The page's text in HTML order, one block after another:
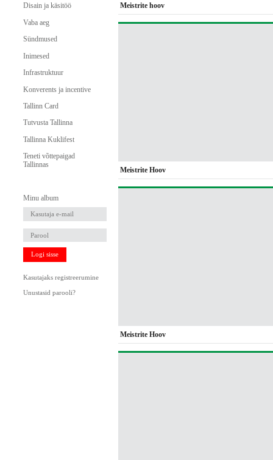
Disain ja käsitöö
Vaba aeg
Sündmused
Inimesed
Infrastruktuur
Konverents ja incentive
Tallinn Card
Tutvusta Tallinna
Tallinna Kuklifest
Teneti võttepaigad
Tallinnas
Minu album
Logi sisse
Kasutajaks registreerumine
Unustasid parooli?
Meistrite hoov
Meistrite Hoov
Meistrite Hoov